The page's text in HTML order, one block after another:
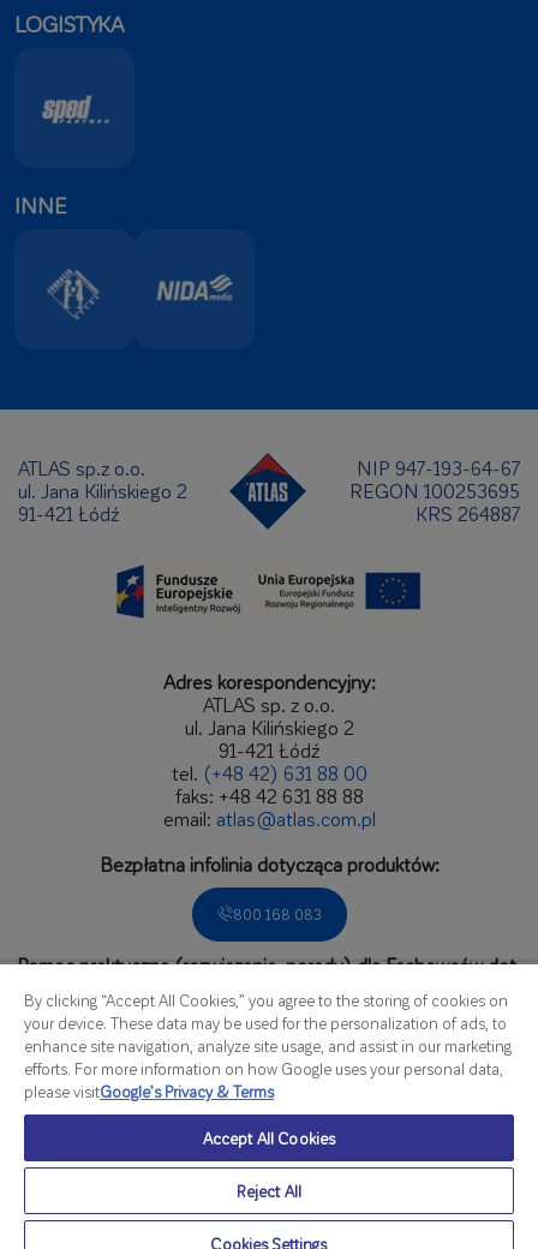
LOGISTYKA
INNE
ATLAS sp.z o.o.
ul. Jana Kilińskiego 2
91-421 Łódź
NIP 947-193-64-67
REGON 100253695
KRS 264887
Adres korespondencyjny:
ATLAS sp. z o.o.
ul. Jana Kilińskiego 2
91-421 Łódź
tel. (+48 42) 631 88 00
faks: +48 42 631 88 88
email: atlas@atlas.com.pl
Bezpłatna infolinia dotycząca produktów:
800 168 083
Pomoc praktyczna (rozwiązania, porady) dla Fachowców dot.
Zadzwoń do Biura Obsługi Fachowca:
536 166 809
czynne od poniedziałku do piątku
w godzinach od 8.00 do 16.00
Szczegółowa mapa kontaktów
Polityka prywatności i plików cookies ATLAS sp. z
o.o. (01.04.2026)
2026
By clicking “Accept All Cookies,” you agree to the storing of cookies on
your device. These data may be used for the personalization of ads, to
enhance site navigation, analyze site usage, and assist in our marketing
efforts. For more information on how Google uses your personal data,
please visitGoogle’s Privacy & Terms
Accept All Cookies
Reject All
Cookies Settings